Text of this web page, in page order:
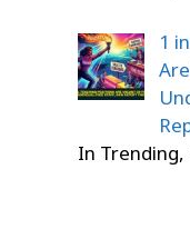
1
In Trending,